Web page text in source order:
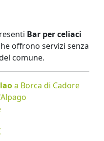
Bar per celiaci
offrono servizi senza
comune.
a Borca di Cadore